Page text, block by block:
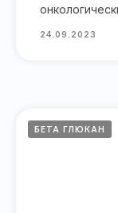
24.09.2023
БЕТА ГЛЮКАН